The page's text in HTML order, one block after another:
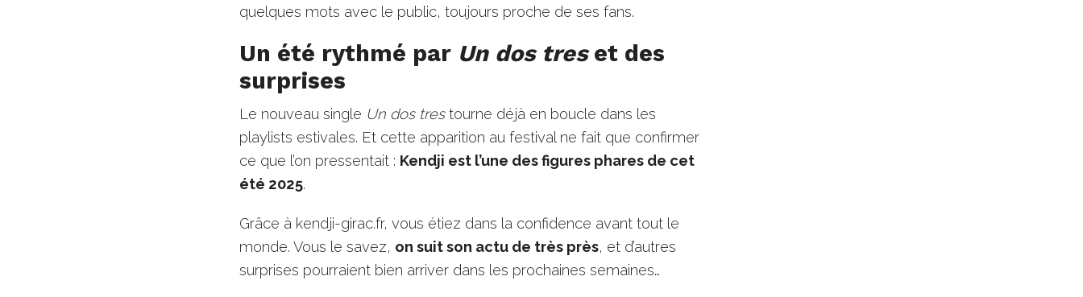
quelques mots avec le public, toujours proche de ses fans.
Un été rythmé par Un dos treset des
surprises
Le nouveau single Un dos trestourne déjà en boucle dans les
playlists estivales. Et cette apparition au festival ne fait que confirmer
ce que l’on pressentait : Kendji est l’une des figures phares de cet
été 2025.
Grâce à kendji-girac.fr, vous étiez dans la confidence avant tout le
monde. Vous le savez, on suit son actu de très près, et d’autres
surprises pourraient bien arriver dans les prochaines semaines…